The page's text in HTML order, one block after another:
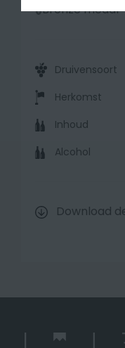
🎖️Bronze medal
Druivensoort
Herkomst
Inhoud
Alcohol
Download